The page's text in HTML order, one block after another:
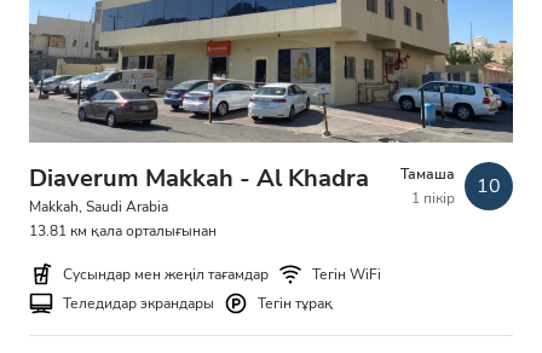
АИТВ пациенттері
В гепатиті бар пациенттер
С гепатиті бар пациенттер
GHIC
Қызметтер
Diaverum Makkah - Al Khadra
Makkah, Saudi Arabia
13.81 км қала орталығынан
Тамаша
1 пікір
10
Сусындар мен жеңіл тағамдар
Тегін WiFi
Теледидар экрандары
Тегін тұрақ